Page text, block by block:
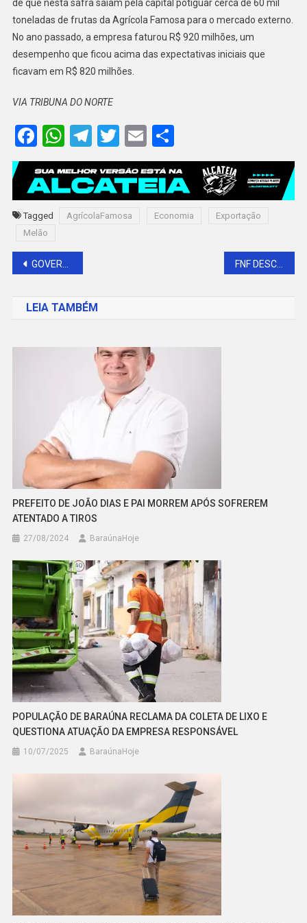
de que nesta safra saiam pela capital potiguar cerca de 60 mil
toneladas de frutas da Agrícola Famosa para o mercado externo.
No ano passado, a empresa faturou R$ 920 milhões, um
desempenho que ficou acima das expectativas iniciais que
ficavam em R$ 820 milhões.
VIA TRIBUNA DO NORTE
Facebook
WhatsApp
Telegram
Twitter
EmailShare
Tagged AgrícolaFamosa Economia
Exportação
Melão
Navegação
Post
GOVERNADORA INAUGURA QUARTEL DO CORPO DE BOMBEIROS EM APODI FNF DESCLASSIFICA MEC E DECLARA O BARAÚNAS COMO CAMPEÃO DA SEGUNDONA
LEIA TAMBÉM
PREFEITO DE JOÃO DIAS E PAI MORREM APÓS SOFREREM
ATENTADO A TIROS
27/08/2024 BaraúnaHoje
POPULAÇÃO DE BARAÚNA RECLAMA DA COLETA DE LIXO E
QUESTIONA ATUAÇÃO DA EMPRESA RESPONSÁVEL
10/07/2025 BaraúnaHoje